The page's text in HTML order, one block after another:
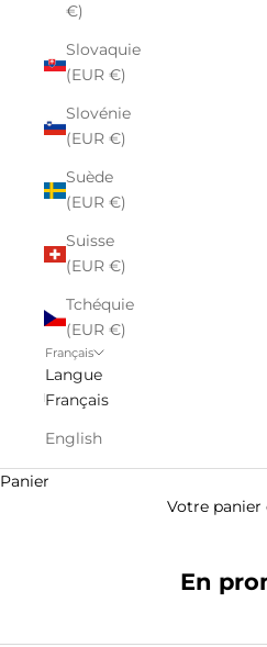
€)
Slovaquie
(EUR €)
Slovénie
(EUR €)
Suède
(EUR €)
Suisse
(EUR €)
Tchéquie
(EUR €)
Français
Langue
Français
English
Panier
Votre panier
En